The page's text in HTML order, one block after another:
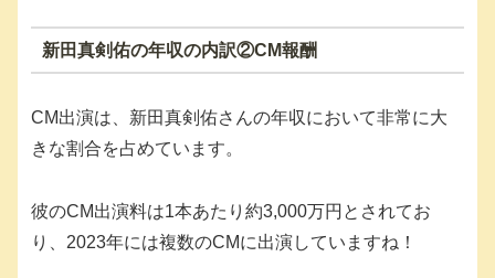
新田真剣佑の年収の内訳②CM報酬
CM出演は、新田真剣佑さんの年収において非常に大
きな割合を占めています。
彼のCM出演料は1本あたり約3,000万円とされてお
り、2023年には複数のCMに出演していますね！